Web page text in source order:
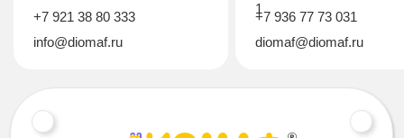
+7 921 38 80 333
info@diomaf.ru
1
+7 936 77 73 031
diomaf@diomaf.ru